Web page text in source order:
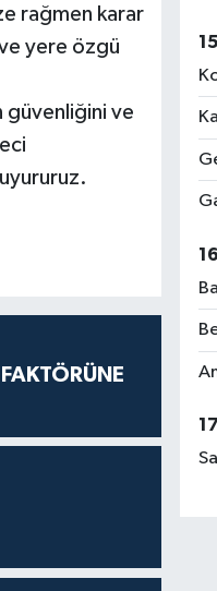
rağmen karar
ve yere özgü
güvenliğini ve